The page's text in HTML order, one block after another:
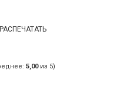
РАСПЕЧАТАТЬ
5,00из 5)